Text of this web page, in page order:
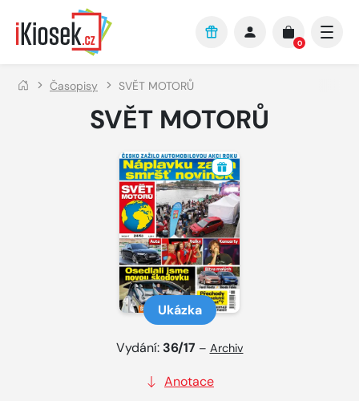
Přejít na hlavní obsah
0
Časopisy SVĚT MOTORŮ
SVĚT MOTORŮ
Ukázka
Vydání: 36/17 – Archiv
Anotace